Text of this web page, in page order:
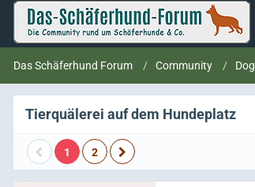
Das Schäferhund Forum Community
Tierquälerei auf dem Hundeplatz
1 2